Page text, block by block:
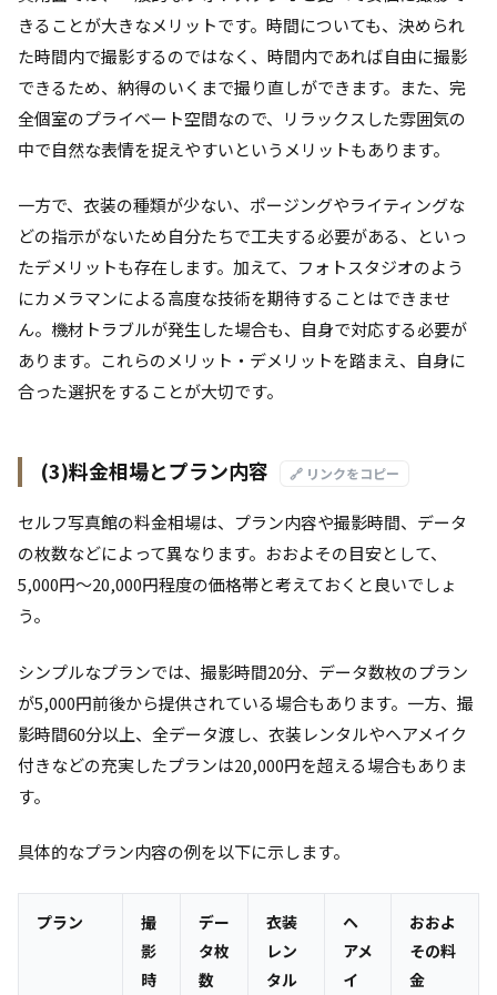
きることが大きなメリットです。時間についても、決められ
た時間内で撮影するのではなく、時間内であれば自由に撮影
できるため、納得のいくまで撮り直しができます。また、完
全個室のプライベート空間なので、リラックスした雰囲気の
中で自然な表情を捉えやすいというメリットもあります。
一方で、衣装の種類が少ない、ポージングやライティングな
どの指示がないため自分たちで工夫する必要がある、といっ
たデメリットも存在します。加えて、フォトスタジオのよう
にカメラマンによる高度な技術を期待することはできませ
ん。機材トラブルが発生した場合も、自身で対応する必要が
あります。これらのメリット・デメリットを踏まえ、自身に
合った選択をすることが大切です。
(3)料金相場とプラン内容 🔗 リンクをコピー
セルフ写真館の料金相場は、プラン内容や撮影時間、データ
の枚数などによって異なります。おおよその目安として、
5,000円～20,000円程度の価格帯と考えておくと良いでしょ
う。
シンプルなプランでは、撮影時間20分、データ数枚のプラン
が5,000円前後から提供されている場合もあります。一方、撮
影時間60分以上、全データ渡し、衣装レンタルやヘアメイク
付きなどの充実したプランは20,000円を超える場合もありま
す。
具体的なプラン内容の例を以下に示します。
プラン
撮
影
時
デー
タ枚
数
衣装
レン
タル
ヘ
アメ
イ
おおよ
その料
金